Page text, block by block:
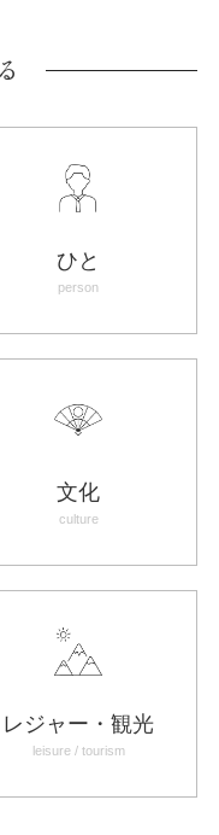
ひと
person
文化
culture
レジャー・観光
leisure / tourism